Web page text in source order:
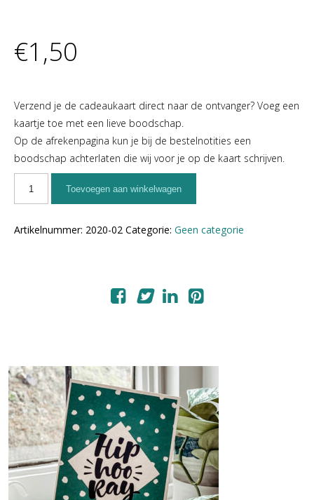
€1,50
Verzend je de cadeaukaart direct naar de ontvanger? Voeg een
kaartje toe met een lieve boodschap.
Op de afrekenpagina kun je bij de bestelnotities een
boodschap achterlaten die wij voor je op de kaart schrijven.
Toevoegen aan winkelwagen
Artikelnummer: 2020-02 Categorie:Geen categorie